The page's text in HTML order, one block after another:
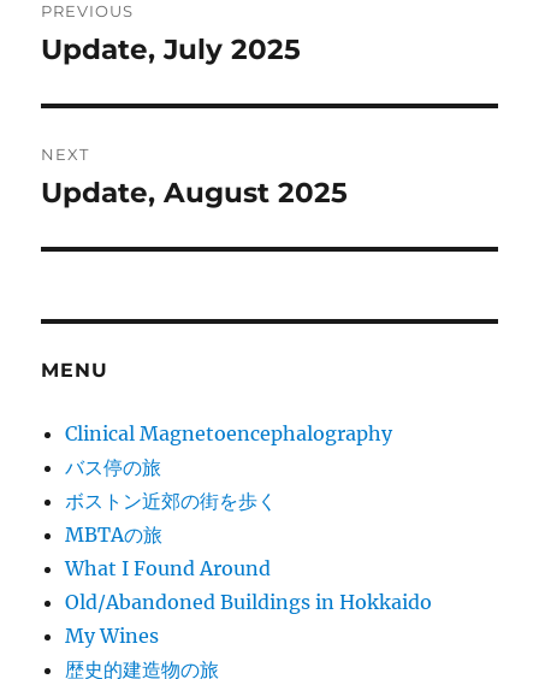
navigation
PREVIOUS
Previous
Update, July 2025
NEXT
Next
Update, August 2025
MENU
Clinical Magnetoencephalography
バス停の旅
ボストン近郊の街を歩く
MBTAの旅
What I Found Around
Old/Abandoned Buildings in Hokkaido
My Wines
歴史的建造物の旅